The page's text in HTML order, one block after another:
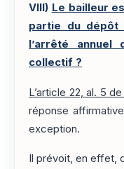
VIII) Le bailleur
partie du dépôt
l’arrêté annuel
collectif ?
L’article 22, al. 5
réponse
exception.
Il prévoit, en effet,